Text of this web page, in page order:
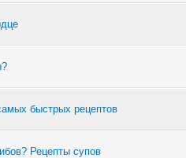
быстрых рецептов
Рецепты супов